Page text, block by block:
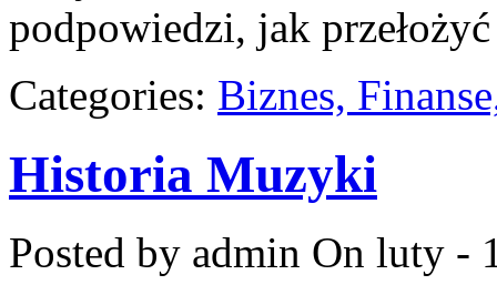
podpowiedzi, jak
Categories: Biznes,
Historia Muzyki
Posted by admin On luty -